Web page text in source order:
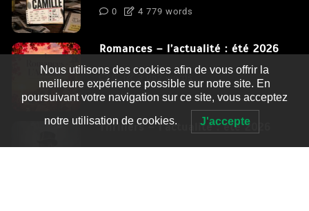
0 4 779 words
Romances – l’actualité : été 2026
0 3 052 words
Thrillers – l’actualité : été 2026
Nous utilisons des cookies afin de vous offrir la
meilleure expérience possible sur notre site. En
poursuivant votre navigation sur ce site, vous acceptez
notre utilisation de cookies. J'accepte